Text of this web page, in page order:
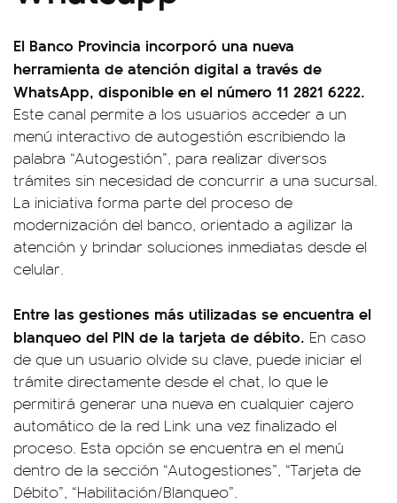
El Banco Provincia incorporó una nueva
herramienta de atención digital a través de
WhatsApp, disponible en el número 11 2821 6222.
Este canal permite a los usuarios acceder a un
menú interactivo de autogestión escribiendo la
palabra “Autogestión”, para realizar diversos
trámites sin necesidad de concurrir a una sucursal.
La iniciativa forma parte del proceso de
modernización del banco, orientado a agilizar la
atención y brindar soluciones inmediatas desde el
celular.
Entre las gestiones más utilizadas se encuentra el
blanqueo del PIN de la tarjeta de débito. En caso
de que un usuario olvide su clave, puede iniciar el
trámite directamente desde el chat, lo que le
permitirá generar una nueva en cualquier cajero
automático de la red Link una vez finalizado el
proceso. Esta opción se encuentra en el menú
dentro de la sección “Autogestiones”, “Tarjeta de
Débito”, “Habilitación/Blanqueo”.